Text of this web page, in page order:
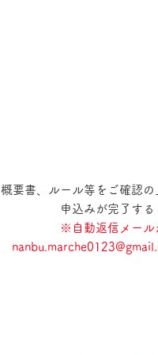
概要書、ルール等をご確認の
申込みが完了する
※自動返信メール